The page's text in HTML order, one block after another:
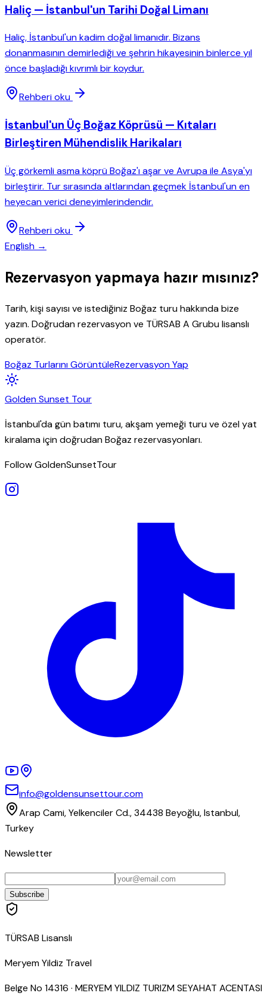
Haliç — İstanbul'un Tarihi Doğal Limanı
Haliç, İstanbul'un kadim doğal limanıdır. Bizans
donanmasının demirlediği ve şehrin hikayesinin binlerce yıl
önce başladığı kıvrımlı bir koydur.
Rehberi oku
İstanbul'un Üç Boğaz Köprüsü — Kıtaları
Birleştiren Mühendislik Harikaları
Üç görkemli asma köprü Boğaz'ı aşar ve Avrupa ile Asya'yı
birleştirir. Tur sırasında altlarından geçmek İstanbul'un en
heyecan verici deneyimlerindendir.
Rehberi oku
English →
Rezervasyon yapmaya hazır mısınız?
Tarih, kişi sayısı ve istediğiniz Boğaz turu hakkında bize
yazın. Doğrudan rezervasyon ve TÜRSAB A Grubu lisanslı
operatör.
Boğaz Turlarını GörüntüleRezervasyon Yap
GoldenSunset Tour
İstanbul'da gün batımı turu, akşam yemeği turu ve özel yat
kiralama için doğrudan Boğaz rezervasyonları.
Follow GoldenSunsetTour
info@goldensunsettour.com
Arap Cami, Yelkenciler Cd., 34438 Beyoğlu, Istanbul,
Turkey
Newsletter
Subscribe
TÜRSAB Lisanslı
Meryem Yildiz Travel
Belge No 14316 · MERYEM YILDIZ TURIZM SEYAHAT ACENTASI